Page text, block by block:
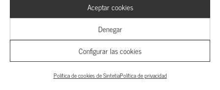
Aceptar cookies
Denegar
Configurar las cookies
Política de cookies de SintetiaPolítica de privacidad